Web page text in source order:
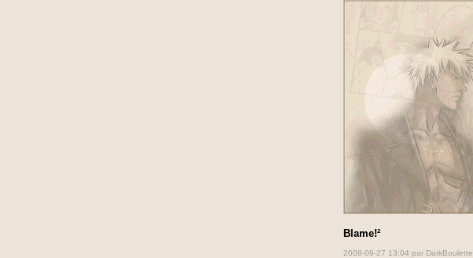
Blame!²
2008-09-27 13:04 par DarkBoulette